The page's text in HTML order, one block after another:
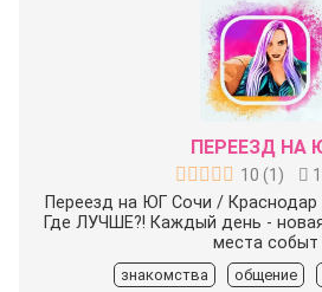
ПЕРЕЕЗД НА
10 (1 )
Переезд на ЮГ Сочи /
Где ЛУЧШЕ?! Каждый день -
места событ
знакомства общение